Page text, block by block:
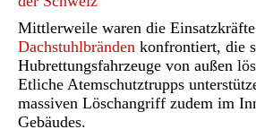
Mittlerweile waren die
Dachstuhlbränden konfrontiert, die
Hubrettungsfahrzeuge von außen
Etliche Atemschutztrupps
massiven Löschangriff zudem im
Gebäudes.